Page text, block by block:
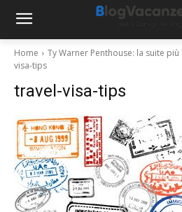
Home Ty Warner Penthouse: la suite
visa-tips
travel-visa-tips